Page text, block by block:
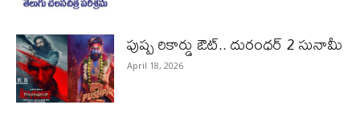
పుష్ప రికార్డు ఔట్‌.. దురంధ‌ర్ 2 సునామీ
April 18, 2026